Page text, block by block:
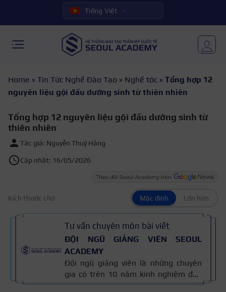
Tiếng Việt
Home » Tin Tức Nghề Đào Tạo » Nghề tóc » Tổng hợp 12
nguyên liệu gội đầu dưỡng sinh từ thiên nhiên
Tổng hợp 12 nguyên liệu gội đầu dưỡng sinh từ
thiên nhiên
Tác giả: Nguyễn Thuý Hằng
Cập nhật: 16/05/2026
Kích thước chữ Mặc định Lớn hơn
Tư vấn chuyên môn bài viết
ĐỘI NGŨ GIẢNG VIÊN SEOUL
ACADEMY
Đội ngũ giảng viên là những chuyên
gia có trên 10 năm kinh nghiệm đào
tạo nghề và kiến thức thẩm mỹ